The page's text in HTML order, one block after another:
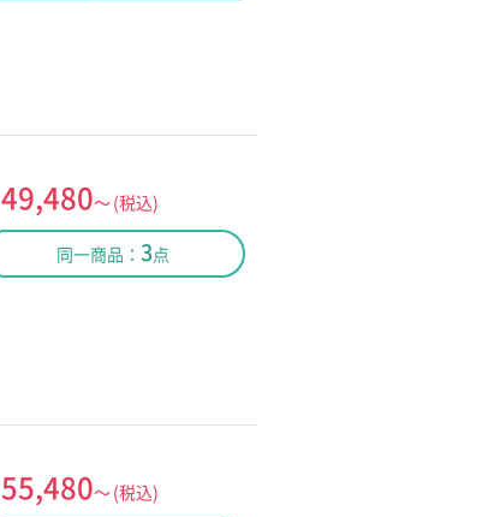
49,480～(税込)
同一商品：3点
55,480～(税込)